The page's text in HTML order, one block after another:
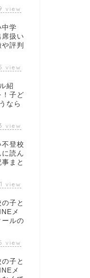
view
中学
席扱い
評判
view
紹
！子ど
なら
view
登校
読ん
まと
view
子と
メ
ールの
view
子と
メ